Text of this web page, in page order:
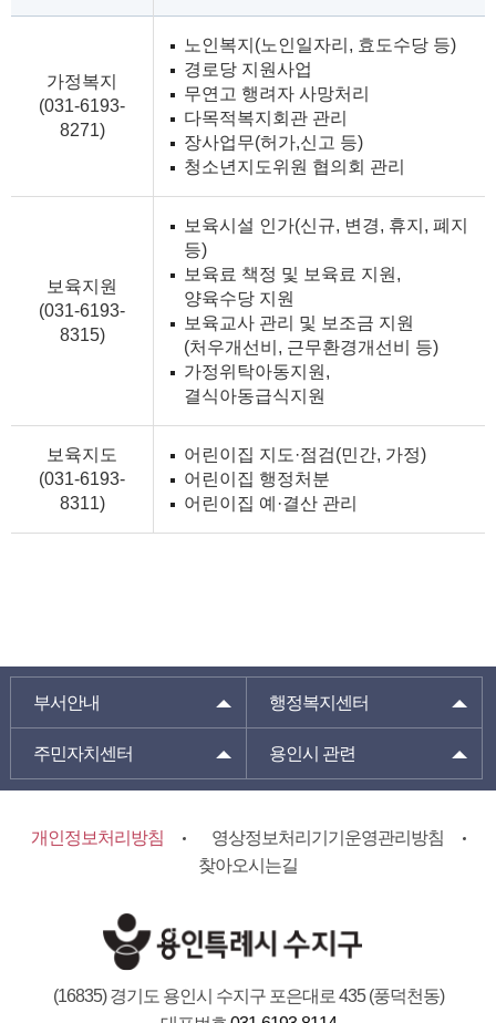
가정복지
(031-6193-
8271)
노인복지(노인일자리, 효도수당 등)
경로당 지원사업
무연고 행려자 사망처리
다목적복지회관 관리
장사업무(허가,신고 등)
청소년지도위원 협의회 관리
보육지원
(031-6193-
8315)
보육시설 인가(신규, 변경, 휴지, 폐지
등)
보육료 책정 및 보육료 지원,
양육수당 지원
보육교사 관리 및 보조금 지원
(처우개선비, 근무환경개선비 등)
가정위탁아동지원,
결식아동급식지원
보육지도
(031-6193-
8311)
어린이집 지도·점검(민간, 가정)
어린이집 행정처분
어린이집 예·결산 관리
부서안내 행정복지센터
주민자치센터 용인시 관련
개인정보처리방침
영상정보처리기기운영관리방침
찾아오시는길
(16835) 경기도 용인시 수지구 포은대로 435 (풍덕천동)